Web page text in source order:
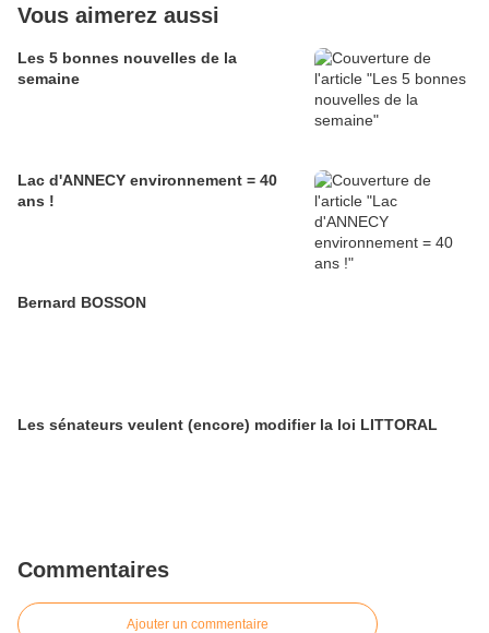
Vous aimerez aussi
Les 5 bonnes nouvelles de la
semaine
Lac d'ANNECY environnement = 40
ans !
Bernard BOSSON
Les sénateurs veulent (encore) modifier la loi LITTORAL
Commentaires
Ajouter un commentaire